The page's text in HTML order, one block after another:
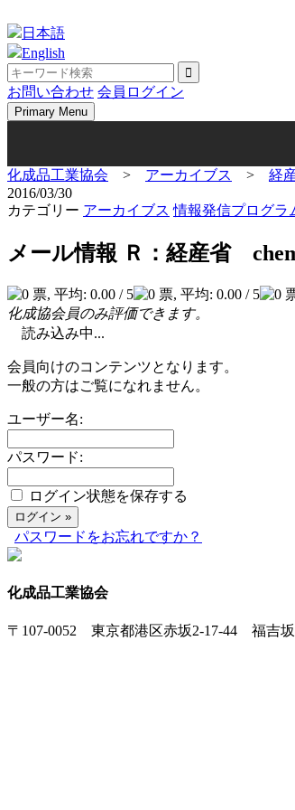
to
content
日本語
English
お問い合わせ 会員ログイン
Primary Menu
化成品工業協会 > アーカイブス > 経
2016/03/30
カテゴリー アーカイブス 情報発信プログラ
メール情報 Ｒ：経産省
化成協会員のみ評価できます。
読み込み中...
会員向けのコンテンツとなります。
一般の方はご覧になれません。
ユーザー名:
パスワード:
ログイン状態を保存する
パスワードをお忘れですか？
化成品工業協会
〒107-0052 東京都港区赤坂2-17-44 福吉